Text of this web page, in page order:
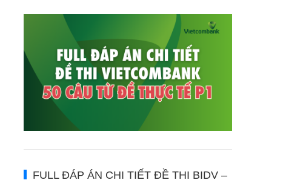
FULL ĐÁP ÁN CHI TIẾT ĐỀ THI BIDV –